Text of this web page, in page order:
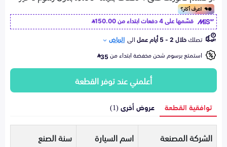
قسّمها على 4 دفعات ابتداء من
150.00
تصلكخلال 2 - 5 أيام عمل الى الرياض
استمتع برسوم شحن مخفضة ابتداء من35
أعلمني عند توفر القطعة
توافقية القطعة عروض أخرى (1)
الشركة المصنعة اسم السيارة
سنة الصنع